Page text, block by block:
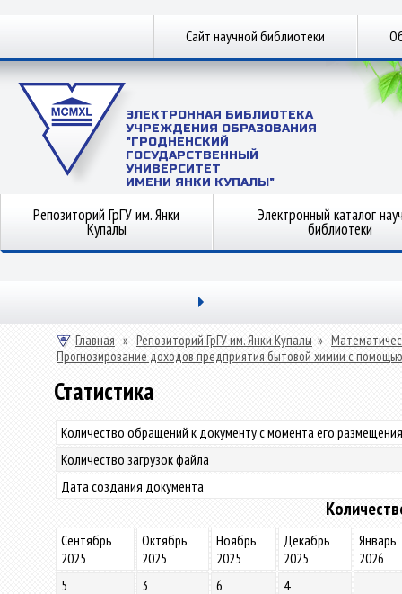
Сайт научной библиотеки
ЭЛЕКТРОННАЯ БИБЛИОТЕКА
УЧРЕЖДЕНИЯ ОБРАЗОВАНИЯ
"ГРОДНЕНСКИЙ
ГОСУДАРСТВЕННЫЙ
УНИВЕРСИТЕТ
ИМЕНИ ЯНКИ КУПАЛЫ"
Репозиторий ГрГУ им. Янки
Купалы
Электронный каталог
библиотеки
Главная » Репозиторий ГрГУ им. Янки Купалы »
Прогнозирование доходов предприятия бытовой химии с
Статистика
Количество обращений к документу с момента его
Количество загрузок файла
Дата создания документа
Сентябрь
2025
Октябрь
2025
Ноябрь
2025
Декабрь
2025
Январь
2026
5
3 6 4